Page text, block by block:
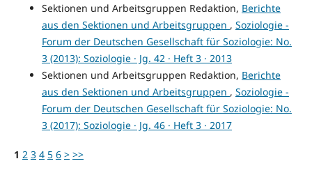
Sektionen und Arbeitsgruppen Redaktion, Berichte
aus den Sektionen und Arbeitsgruppen , Soziologie -
Forum der Deutschen Gesellschaft für Soziologie: No.
3 (2013): Soziologie · Jg. 42 · Heft 3 · 2013
Sektionen und Arbeitsgruppen Redaktion, Berichte
aus den Sektionen und Arbeitsgruppen , Soziologie -
Forum der Deutschen Gesellschaft für Soziologie: No.
3 (2017): Soziologie · Jg. 46 · Heft 3 · 2017
1 2 3 4 5 6 > >>